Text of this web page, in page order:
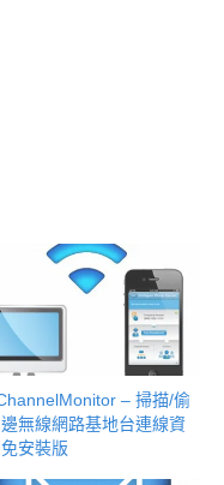
– 掃描/偷
無線網路基地台連線資
安裝版